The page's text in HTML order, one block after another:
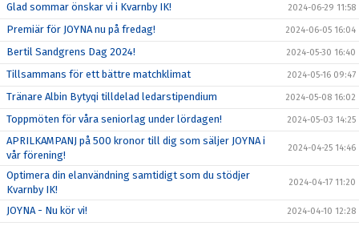
Glad sommar önskar vi i Kvarnby IK! 2024-06-29 11:58
Premiär för JOYNA nu på fredag! 2024-06-05 16:04
Bertil Sandgrens Dag 2024! 2024-05-30 16:40
Tillsammans för ett bättre matchklimat 2024-05-16 09:47
Tränare Albin Bytyqi tilldelad ledarstipendium 2024-05-08 16:02
Toppmöten för våra seniorlag under lördagen! 2024-05-03 14:25
APRILKAMPANJ på 500 kronor till dig som säljer JOYNA i
vår förening!
2024-04-25 14:46
Optimera din elanvändning samtidigt som du stödjer
Kvarnby IK!
2024-04-17 11:20
JOYNA - Nu kör vi! 2024-04-10 12:28